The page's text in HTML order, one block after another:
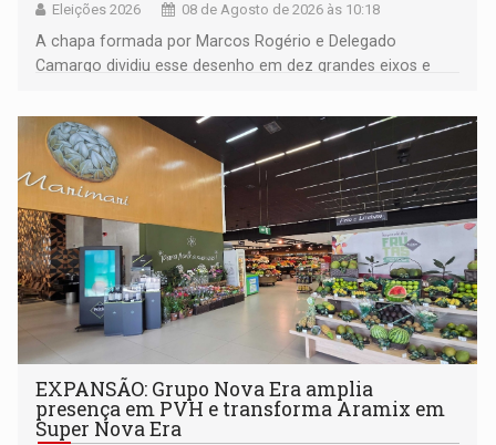
Eleições 2026 08 de Agosto de 2026 às 10:18
A chapa formada por Marcos Rogério e Delegado
Camargo dividiu esse desenho em dez grandes eixos e
EXPANSÃO: Grupo Nova Era amplia
presença em PVH e transforma Aramix em
Super Nova Era